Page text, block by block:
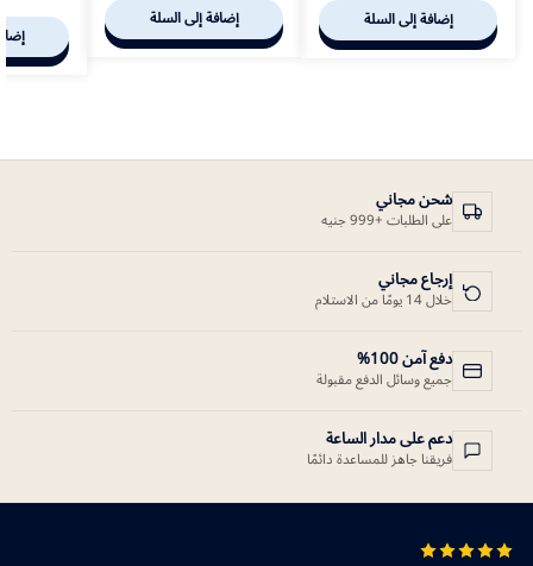
إضافة إلى السلة
إضافة إلى السلة
شحن مجاني
على الطلبات +999 جنيه
إرجاع مجاني
خلال 14 يومًا من الاستلام
دفع آمن 100%
جميع وسائل الدفع مقبولة
دعم على مدار الساعة
فريقنا جاهز للمساعدة دائمًا